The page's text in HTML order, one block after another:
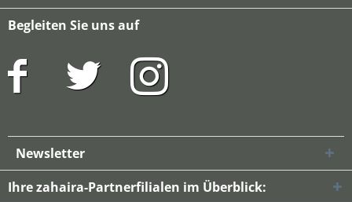
Begleiten Sie uns auf
Newsletter
Ihre zahaira-Partnerfilialen im Überblick: